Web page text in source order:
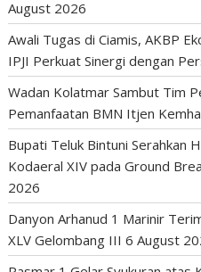
August 2026
Awali Tugas di Ciamis, AKBP
IPJI Perkuat Sinergi dengan
Wadan Kolatmar Sambut Tim
Pemanfaatan BMN Itjen
Bupati Teluk Bintuni Serahkan
Kodaeral XIV pada Ground
2026
Danyon Arhanud 1 Marinir
XLV Gelombang III 6 August